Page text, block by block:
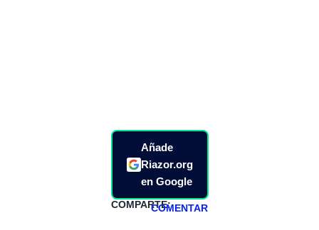
Añade
Riazor.org
en Google
COMPARTE:COMENTAR